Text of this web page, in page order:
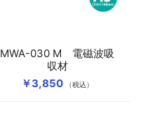
￥3,850 （税込）
MWA-030 M 電磁波吸
収材